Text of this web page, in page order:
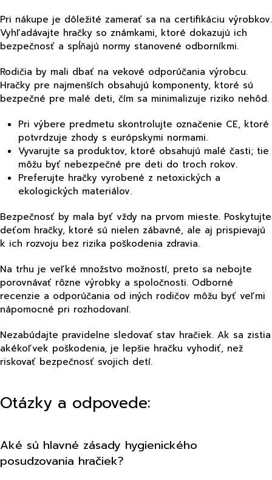
Pri nákupe je dôležité zamerať sa na certifikáciu výrobkov.
Vyhľadávajte hračky so známkami, ktoré dokazujú ich
bezpečnosť a spĺňajú normy stanovené odborníkmi.
Rodičia by mali dbať na vekové odporúčania výrobcu.
Hračky pre najmenších obsahujú komponenty, ktoré sú
bezpečné pre malé deti, čím sa minimalizuje riziko nehôd.
Pri výbere predmetu skontrolujte označenie CE, ktoré
potvrdzuje zhody s európskymi normami.
Vyvarujte sa produktov, ktoré obsahujú malé časti; tie
môžu byť nebezpečné pre deti do troch rokov.
Preferujte hračky vyrobené z netoxických a
ekologických materiálov.
Bezpečnosť by mala byť vždy na prvom mieste. Poskytujte
deťom hračky, ktoré sú nielen zábavné, ale aj prispievajú
k ich rozvoju bez rizika poškodenia zdravia.
Na trhu je veľké množstvo možností, preto sa nebojte
porovnávať rôzne výrobky a spoločnosti. Odborné
recenzie a odporúčania od iných rodičov môžu byť veľmi
nápomocné pri rozhodovaní.
Nezabúdajte pravidelne sledovať stav hračiek. Ak sa zistia
akékoľvek poškodenia, je lepšie hračku vyhodiť, než
riskovať bezpečnosť svojich detí.
Otázky a odpovede:
Aké sú hlavné zásady hygienického
posudzovania hračiek?